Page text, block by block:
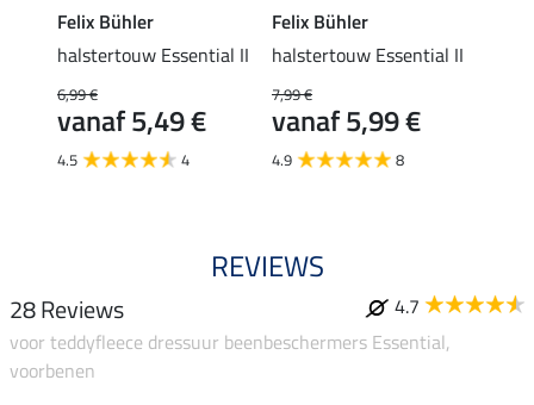
Felix Bühler
halstertouw Essential II
6,99 €
vanaf 5,49 €
4.5 4
Felix Bühler
halstertouw Essential II
7,99 €
vanaf 5,99 €
4.9 8
REVIEWS
28 Reviews
4.7
voor teddyfleece dressuur beenbeschermers Essential,
voorbenen